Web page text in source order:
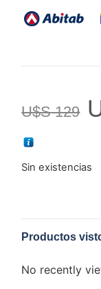
U$S129
Sin existencias
Productos
No recently